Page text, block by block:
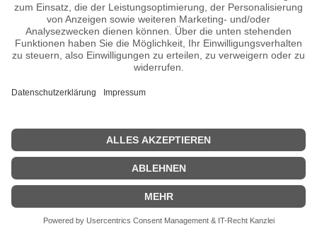
Seit Oktober 2019 ist Jeffrey Dean Morgan mit seiner langjährigen
Lebensgefährtin Hilarie Burton verheiratet. Die beiden haben eine
Tochter und einen Sohn.
etc.
X / Instagram Seite
Movies Jeffrey Dean Morgan Filme
| © 2013–2023 was-war-wann.de. Alle Rechte vorbehalten. |
|Impressum| Kurzbio | Vita | Herkunft |